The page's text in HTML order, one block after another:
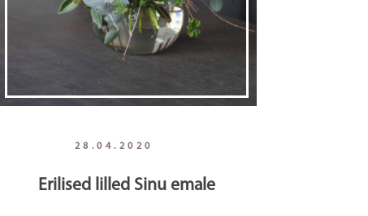
28.04.2020
Erilised lilled Sinu emale